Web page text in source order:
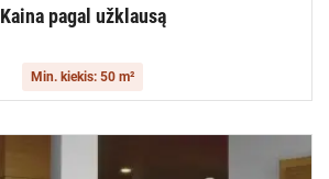
Kaina pagal užklausą
Min. kiekis: 50 m²